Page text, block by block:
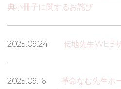
典小冊子に関するお詫び
2025.09.24 伝地先生WEB
2025.09.16 革命なむ先生ホ